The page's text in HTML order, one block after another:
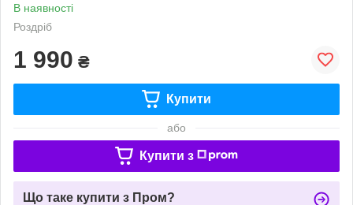
В наявності
Роздріб
1 990 ₴
Купити
або
Купити з
Що таке купити з Пром?